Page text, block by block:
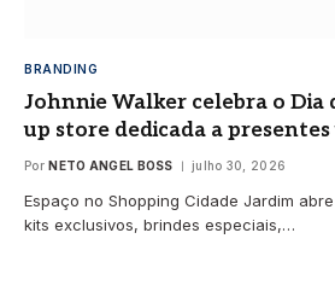
BRANDING
Johnnie Walker celebra o Dia
up store dedicada a presentes
Por NETO ANGEL BOSS julho 30, 2026
Espaço no Shopping Cidade Jardim
kits exclusivos, brindes especiais,…